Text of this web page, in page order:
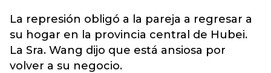
La represión obligó a la pareja a regresar a
su hogar en la provincia central de Hubei.
La Sra. Wang dijo que está ansiosa por
volver a su negocio.